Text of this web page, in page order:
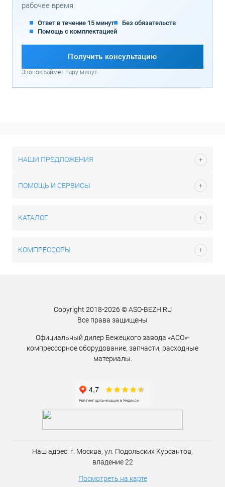
рабочее время.
Ответ в течение 15 минут
Без обязательств
Помощь с комплектацией
Получить консультацию
Звонок займёт пару минут
НАШИ ПРЕДЛОЖЕНИЯ
ПОМОЩЬ И СЕРВИСЫ
КАТАЛОГ
КОМПРЕССОРЫ
Copyright 2018-2026 © ASO-BEZH.RU
Все права защищены
Официальный дилер Бежецкого завода «АСО»-
компрессорное оборудование, запчасти, расходные
материалы.
Наш адрес: г. Москва, ул. Подольских Курсантов,
владение 22
Посмотреть на карте